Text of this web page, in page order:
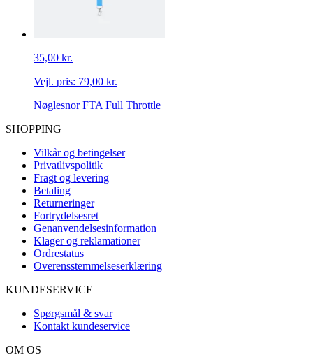
35,00 kr.
Vejl. pris: 79,00 kr.
Nøglesnor FTA Full Throttle
SHOPPING
Vilkår og betingelser
Privatlivspolitik
Fragt og levering
Betaling
Returneringer
Fortrydelsesret
Genanvendelsesinformation
Klager og reklamationer
Ordrestatus
Overensstemmelseserklæring
KUNDESERVICE
Spørgsmål & svar
Kontakt kundeservice
OM OS